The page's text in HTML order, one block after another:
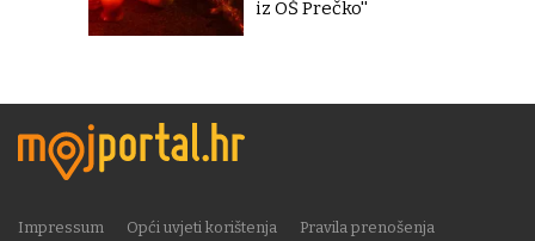
iz OŠ Prečko''
Impressum Opći uvjeti korištenja
Pravila prenošenja